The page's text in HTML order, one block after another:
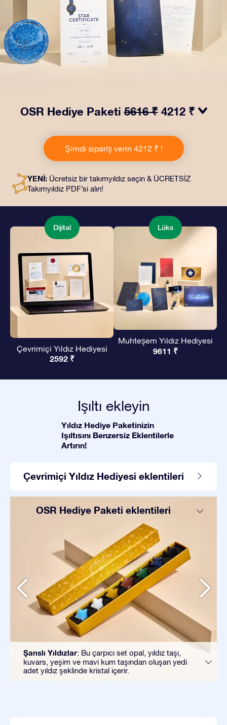
OSR Hediye Paketi5616 ₹ 4212 ₹
zarf içinde kişiye özel hazırlanan belgelerin seçtiğiniz
adrese teslimatı ile çevrimiçi belgeler ve uygulamalara
erişim imkanı bu pakete dahildir. Bu, arkadaşlarınıza ve
yoludur.
Şimdi sipariş verin 4212 ₹ !
YENİ: Ücretsiz bir takımyıldız seçin & ÜCRETSİZ
Takımyıldız PDF’si alın!
Dijital
Çevrimiçi Yıldız Hediyesi
2592 ₹
Lüks
Muhteşem Yıldız Hediyesi
9611 ₹
Işıltı ekleyin
Yıldız Hediye Paketinizin
Işıltısını Benzersiz Eklentilerle
Artırın!
Çevrimiçi Yıldız Hediyesi eklentileri
OSR Hediye Paketi eklentileri
Şanslı Yıldızlar: Bu çarpıcı set opal, yıldız taşı,
kuvars, yeşim ve mavi kum taşından oluşan yedi
adet yıldız şeklinde kristal içerir.